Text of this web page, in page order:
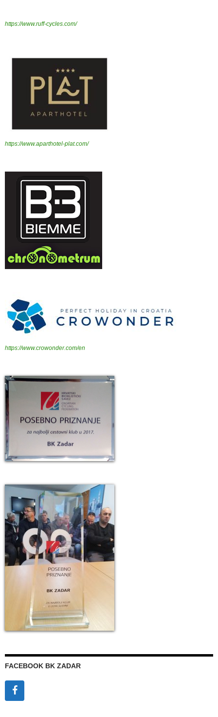
https://www.ruff-cycles.com/
https://www.aparthotel-plat.com/
https://www.crowonder.com/en
FACEBOOK BK ZADAR